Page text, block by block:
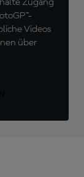
Zugang
Videos
über